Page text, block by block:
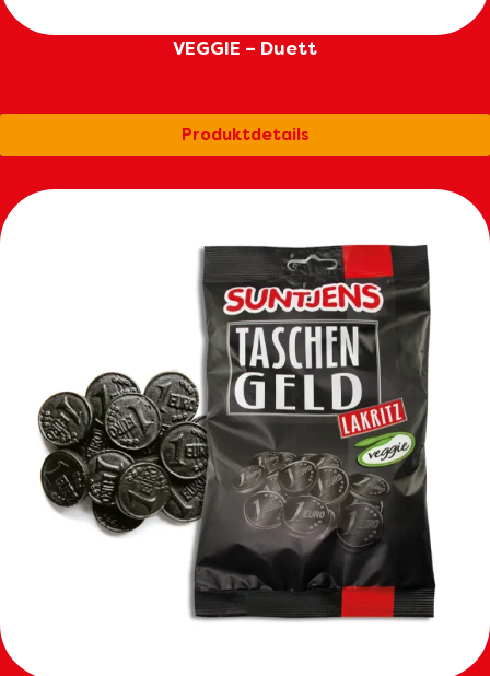
VEGGIE – Duett
Produktdetails